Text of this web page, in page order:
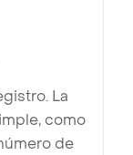
La
como
de